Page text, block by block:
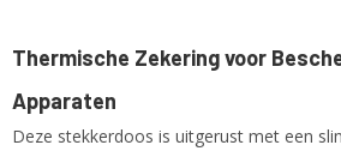
Thermische Zekering voor
Apparaten
Deze stekkerdoos is uitgerust met een